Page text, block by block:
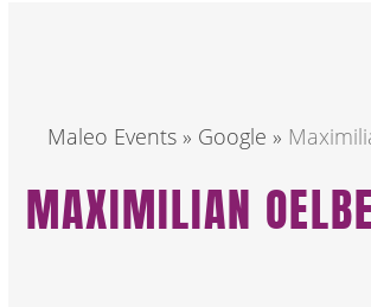
Maleo Events » Google »
MAXIMILIAN